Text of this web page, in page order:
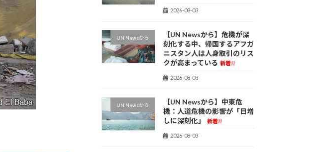
2026-08-03
UN Newsから
【UN Newsから】危機が深
刻化する中、帰国するアフガ
ニスタン人は人身取引のリス
クが高まっている 新着!!
2026-08-03
UN Newsから
【UN Newsから】中東危
機：人道危機の影響が「日増
しに深刻化」
新着!!
2026-08-03